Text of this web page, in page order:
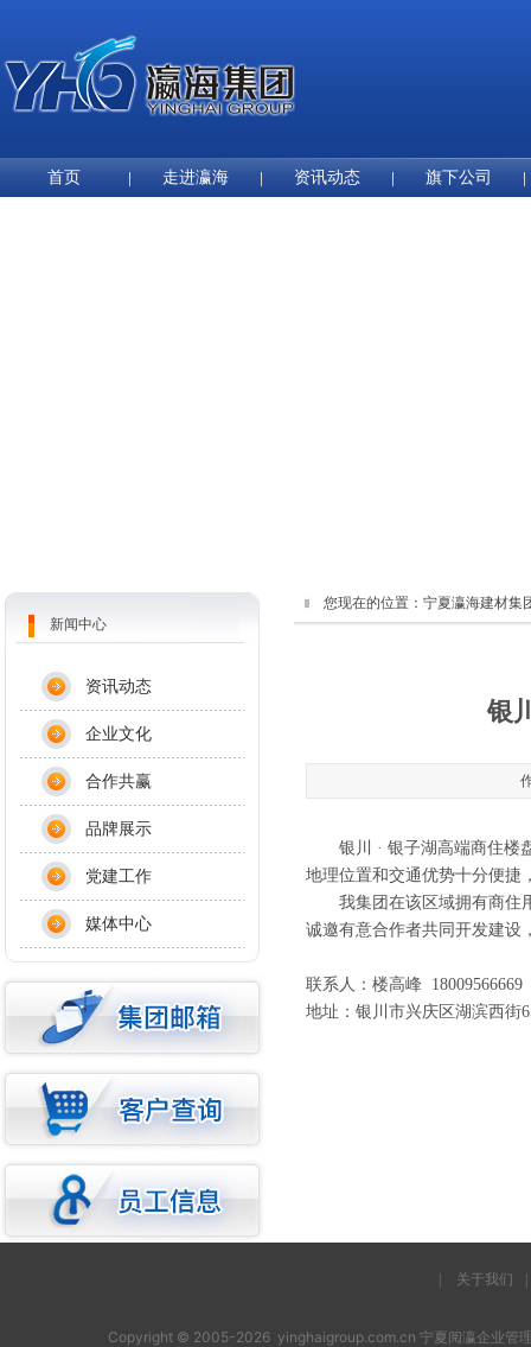
首页 走进瀛海 资讯动态 旗下公司
您现在的位置： 宁夏瀛海建材集
银
银川 · 银子湖高端商住楼盘
地理位置和交通优势十分便捷
我集团在该区域拥有商住用
诚邀有意合作者共同开发建设
联系人：楼高峰
地址：银川市兴庆区湖滨西街
新闻中心
资讯动态
企业文化
合作共赢
品牌展示
党建工作
媒体中心
关于我们
Copyright © 2005-2026 yinghaigroup.com.cn 宁夏阅瀛企业管